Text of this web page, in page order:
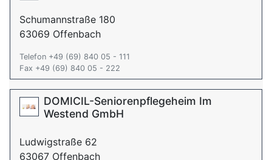
Schumannstraße 180
63069 Offenbach
Telefon +49 (69) 840 05 - 111
Fax +49 (69) 840 05 - 222
DOMICIL-Seniorenpflegeheim Im
Westend GmbH
Ludwigstraße 62
63067 Offenbach